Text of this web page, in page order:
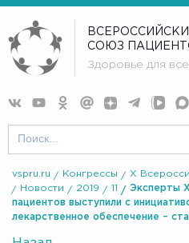
СОЮЗ
Здоровье для
vspru.ru Конгрессы
X
Новости
2019 11
Эксперты
пациентов выступили с
лекарственное обеспечение –